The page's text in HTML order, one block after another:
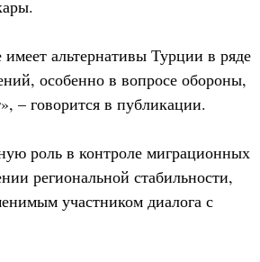
альтернативы Турции в ряде
особенно в вопросе обороны,
– говорится в публикации.
роль в контроле миграционных
региональной стабильности,
участником диалога с